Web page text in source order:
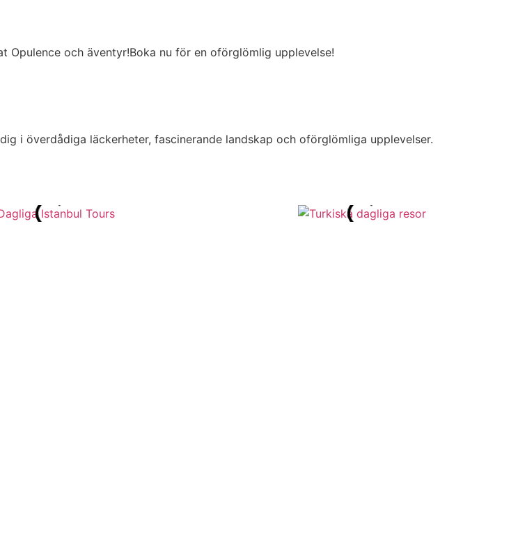
och äventyr!Boka nu för en oförglömlig upplevelse!
i överdådiga läckerheter, fascinerande landskap och oförglömliga upplevelser.